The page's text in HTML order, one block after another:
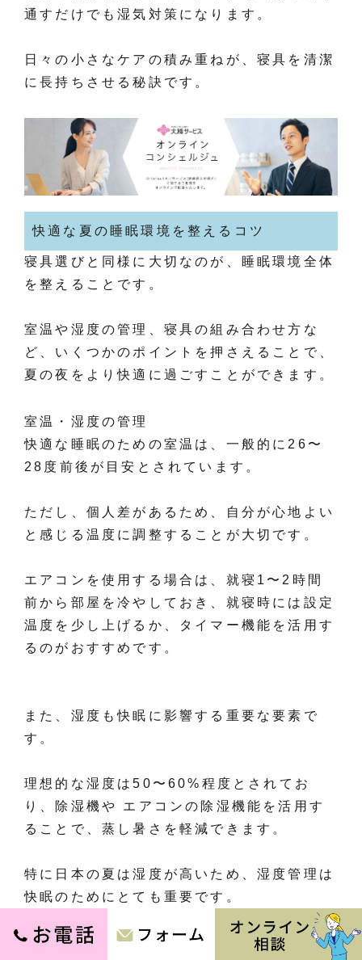
通すだけでも湿気対策になります。
日々の小さなケアの積み重ねが、寝具を清潔
に長持ちさせる秘訣です。
快適な夏の睡眠環境を整えるコツ
寝具選びと同様に大切なのが、睡眠環境全体
を整えることです。
室温や湿度の管理、寝具の組み合わせ方な
ど、いくつかのポイントを押さえることで、
夏の夜をより快適に過ごすことができます。
室温・湿度の管理
快適な睡眠のための室温は、一般的に26〜
28度前後が目安とされています。
ただし、個人差があるため、自分が心地よい
と感じる温度に調整することが大切です。
エアコンを使用する場合は、就寝1〜2時間
前から部屋を冷やしておき、就寝時には設定
温度を少し上げるか、タイマー機能を活用す
るのがおすすめです。
また、湿度も快眠に影響する重要な要素で
す。
理想的な湿度は50〜60%程度とされてお
り、除湿機や エアコンの除湿機能を活用す
ることで、蒸し暑さを軽減できます。
特に日本の夏は湿度が高いため、湿度管理は
快眠のためにとても重要です。